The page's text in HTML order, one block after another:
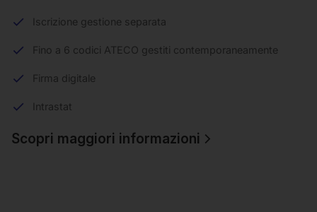
Iscrizione gestione separata
Fino a 6 codici ATECO gestiti contemporaneamente
Firma digitale
Intrastat
Scopri maggiori informazioni